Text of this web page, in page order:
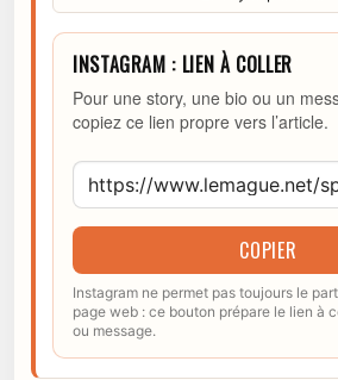
INSTAGRAM : LIEN À COLLER
Pour une story, une bio ou un
copiez ce lien propre vers l’article.
COPIER
Instagram ne permet pas toujours le
page web : ce bouton prépare le lien à
ou message.